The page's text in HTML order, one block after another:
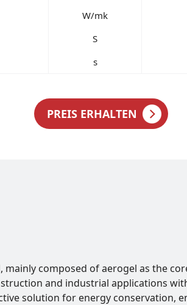
W/mk
S
s
PREIS ERHALTEN
composed of aerogel as the
and industrial applications
solution for energy conservation,